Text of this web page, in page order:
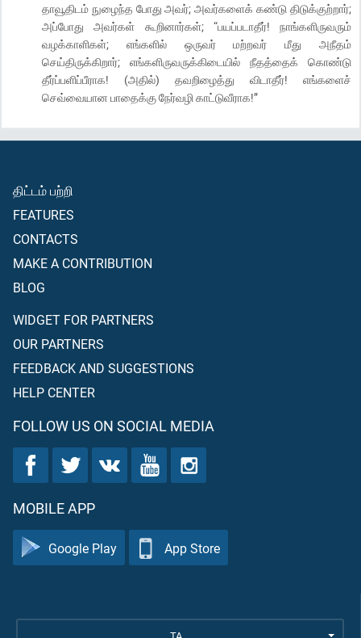
தாவூதிடம் நுழைந்த போது அவர்; அவர்களைக் கண்டு திடுக்குற்றார்;
அப்போது அவர்கள் கூறினார்கள்; “பயப்படாதீர்! நாங்களிருவரும்
வழக்காளிகள்; எங்களில் ஒருவர் மற்றவர் மீது அநீதம்
செய்திருக்கிறார்; எங்களிருவருக்கிடையில் நீதத்தைக் கொண்டு
தீர்ப்பளிப்பீராக! (அதில்) தவறிழைத்து விடாதீர்! எங்களைச்
செவ்வையான பாதைக்கு நேர்வழி காட்டுவீராக!”
திட்டம் பற்றி
FEATURES
CONTACTS
MAKE A CONTRIBUTION
BLOG
WIDGET FOR PARTNERS
OUR PARTNERS
FEEDBACK AND SUGGESTIONS
HELP CENTER
FOLLOW US ON SOCIAL MEDIA
MOBILE APP
Google Play App Store